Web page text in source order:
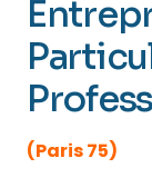
(Paris 75)